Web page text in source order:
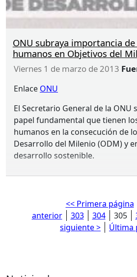
ONU subraya importancia
humanos en Objetivos del
viernes 1 de marzo de 2013
Enlace ONU
El Secretario General de la ONU
papel fundamental que tienen
humanos en la consecución de
Desarrollo del Milenio (ODM) y
desarrollo sostenible.
<< Primera página
anterior
303 304 305
siguiente >
Última